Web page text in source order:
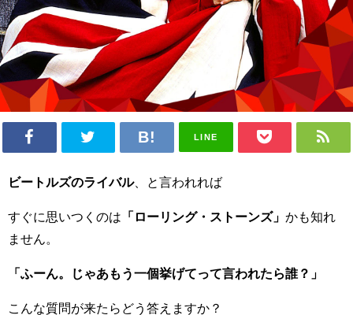
LINE
ビートルズのライバル、と言われれば
すぐに思いつくのは 「ローリング・ストーンズ」 かも知れ
ません。
「ふーん。じゃあもう一個挙げてって言われたら誰？」
こんな質問が来たらどう答えますか？